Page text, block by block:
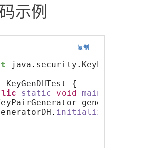
示例
复制
java . security .
KeyGenDHTest {
static void main
generatorDH
. initialize